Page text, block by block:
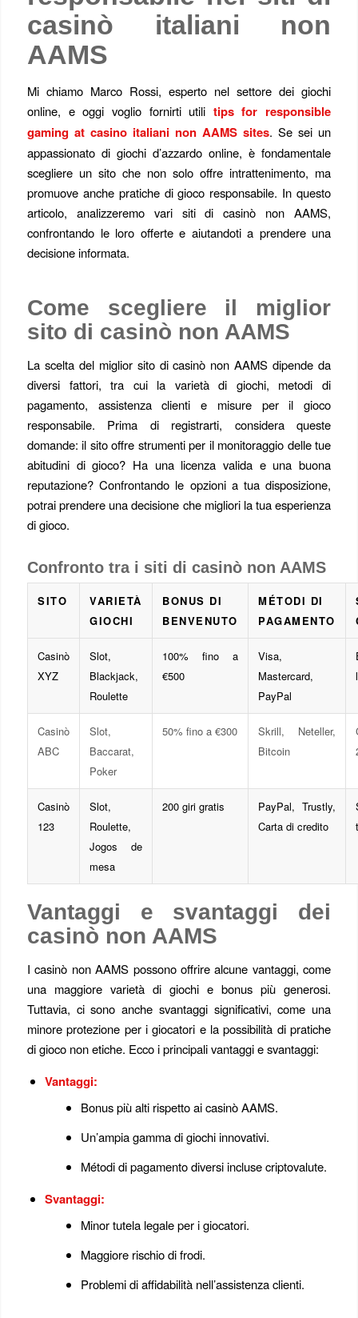
casinò italiani non
AAMS
Mi chiamo Marco Rossi, esperto nel settore dei giochi
online, e oggi voglio fornirti utili tips for responsible
gaming at casino italiani non AAMS sites. Se sei un
appassionato di giochi d’azzardo online, è fondamentale
scegliere un sito che non solo offre intrattenimento, ma
promuove anche pratiche di gioco responsabile. In questo
articolo, analizzeremo vari siti di casinò non AAMS,
confrontando le loro offerte e aiutandoti a prendere una
decisione informata.
Come scegliere il miglior
sito di casinò non AAMS
La scelta del miglior sito di casinò non AAMS dipende da
diversi fattori, tra cui la varietà di giochi, metodi di
pagamento, assistenza clienti e misure per il gioco
responsabile. Prima di registrarti, considera queste
domande: il sito offre strumenti per il monitoraggio delle tue
abitudini di gioco? Ha una licenza valida e una buona
reputazione? Confrontando le opzioni a tua disposizione,
potrai prendere una decisione che migliori la tua esperienza
di gioco.
Confronto tra i siti di casinò non AAMS
SITO
VARIETÀ
GIOCHI
BONUS DI
BENVENUTO
MÉTODI DI
PAGAMENTO
Casinò
XYZ
Slot,
Blackjack,
Roulette
100% fino a
€500
Visa,
Mastercard,
PayPal
Casinò
ABC
Slot,
Baccarat,
Poker
50% fino a €300
Skrill, Neteller,
Bitcoin
Casinò
123
Slot,
Roulette,
Jogos de
mesa
200 giri gratis
PayPal, Trustly,
Carta di credito
Vantaggi e svantaggi dei
casinò non AAMS
I casinò non AAMS possono offrire alcune vantaggi, come
una maggiore varietà di giochi e bonus più generosi.
Tuttavia, ci sono anche svantaggi significativi, come una
minore protezione per i giocatori e la possibilità di pratiche
di gioco non etiche. Ecco i principali vantaggi e svantaggi:
Vantaggi:
Bonus più alti rispetto ai casinò AAMS.
Un’ampia gamma di giochi innovativi.
Métodi di pagamento diversi incluse criptovalute.
Svantaggi:
Minor tutela legale per i giocatori.
Maggiore rischio di frodi.
Problemi di affidabilità nell’assistenza clienti.